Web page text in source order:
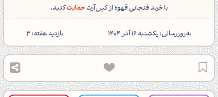
با خرید فنجانی قهوه از کپل‌آرتحمایتکنید.
‌به‌روزرسانی: یکشنبه 16 آذر 1404 بازدید هفته: 3